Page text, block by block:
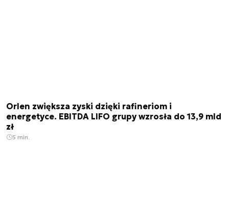
Orlen zwiększa zyski dzięki rafineriom i
energetyce. EBITDA LIFO grupy wzrosła do 13,9 mld
zł
5 min.